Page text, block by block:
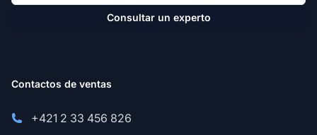
Consultar un experto
Contactos de ventas
+421 2 33 456 826